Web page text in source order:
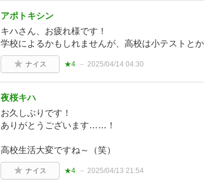
アポトキシン
キハさん、お疲れ様です！
学校によるかもしれませんが、高校は小テストと
ナイス ★4 2025/04/14 04:30
夜桜キハ
お久しぶりです！
ありがとうございます……！
高校生活大変ですね～（笑）
ナイス ★4 2025/04/13 21:54